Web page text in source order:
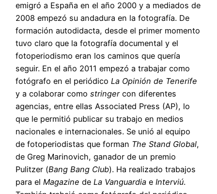
emigró a España en el año 2000 y a mediados de
2008 empezó su andadura en la fotografía. De
formación autodidacta, desde el primer momento
tuvo claro que la fotografía documental y el
fotoperiodismo eran los caminos que quería
seguir. En el año 2011 empezó a trabajar como
fotógrafo en el periódico La Opinión de Tenerife
y a colaborar como stringer con diferentes
agencias, entre ellas Associated Press (AP), lo
que le permitió publicar su trabajo en medios
nacionales e internacionales. Se unió al equipo
de fotoperiodistas que forman The Stand Global,
de Greg Marinovich, ganador de un premio
Pulitzer (Bang Bang Club). Ha realizado trabajos
para el Magazine de La Vanguardia e Interviú.